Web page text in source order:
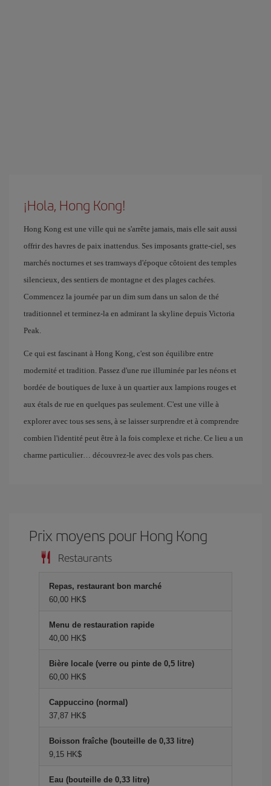
¡Hola, Hong Kong!
Hong Kong est une ville qui ne s'arrête jamais, mais elle sait aussi
offrir des havres de paix inattendus. Ses imposants gratte-ciel, ses
marchés nocturnes et ses tramways d'époque côtoient des temples
silencieux, des sentiers de montagne et des plages cachées.
Commencez la journée par un dim sum dans un salon de thé
traditionnel et terminez-la en admirant la skyline depuis Victoria
Peak.
Ce qui est fascinant à Hong Kong, c'est son équilibre entre
modernité et tradition. Passez d'une rue illuminée par les néons et
bordée de boutiques de luxe à un quartier aux lampions rouges et
aux étals de rue en quelques pas seulement. C'est une ville à
explorer avec tous ses sens, à se laisser surprendre et à comprendre
combien l'identité peut être à la fois complexe et riche. Ce lieu a un
charme particulier… découvrez-le avec des vols pas chers.
Prix ​​moyens pour Hong Kong
Restaurants
Repas, restaurant bon marché
60,00 HK$
Menu de restauration rapide
40,00 HK$
Bière locale (verre ou pinte de 0,5 litre)
60,00 HK$
Cappuccino (normal)
37,87 HK$
Boisson fraîche (bouteille de 0,33 litre)
9,15 HK$
Eau (bouteille de 0,33 litre)